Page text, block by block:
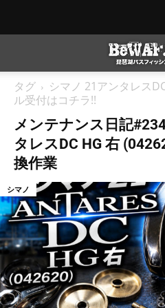
タグ
シマノ 21アンタレス
ル受付はコチラ!!
メンテナンス日記
タレスDC HG 右
換作業
シマノ